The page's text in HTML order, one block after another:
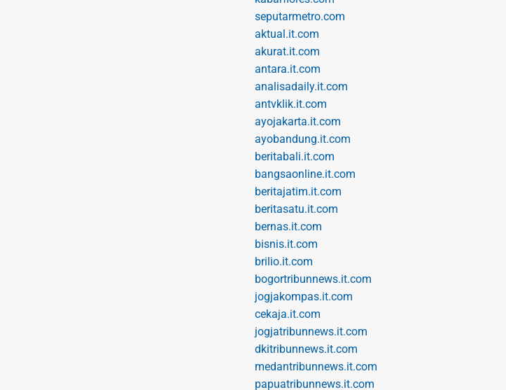
seputarmetro.com
aktual.it.com
akurat.it.com
antara.it.com
analisadaily.it.com
antvklik.it.com
ayojakarta.it.com
ayobandung.it.com
beritabali.it.com
bangsaonline.it.com
beritajatim.it.com
beritasatu.it.com
bernas.it.com
bisnis.it.com
brilio.it.com
bogortribunnews.it.com
jogjakompas.it.com
cekaja.it.com
jogjatribunnews.it.com
dkitribunnews.it.com
medantribunnews.it.com
papuatribunnews.it.com